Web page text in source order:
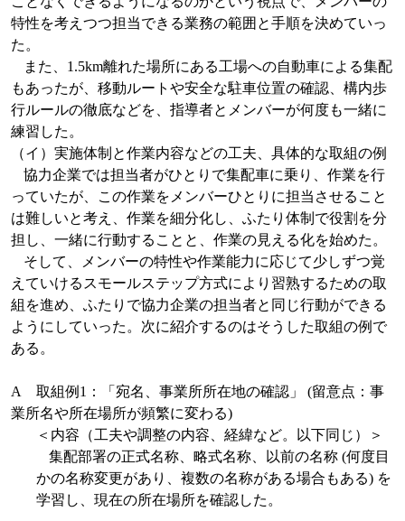
特性を考えつつ担当できる業務の範囲と手順を決めていっ
た。
また、 1.5km離れた場所にある工場への自動車による集配
もあったが、移動ルートや安全な駐車位置の確認、構内歩
行ルールの徹底などを、指導者とメンバーが何度も一緒に
練習した。
（イ）実施体制と作業内容などの工夫、具体的な取組の例
協力企業では担当者がひとりで集配車に乗り、作業を行
っていたが、この作業をメンバーひとりに担当させること
は難しいと考え、作業を細分化し、ふたり体制で役割を分
担し、一緒に行動することと、作業の見える化を始めた。
そして、メンバーの特性や作業能力に応じて少しずつ覚
えていけるスモールステップ方式により習熟するための取
組を進め、ふたりで協力企業の担当者と同じ行動ができる
ようにしていった。次に紹介するのはそうした取組の例で
ある。
A取組例 1 ：「宛名、事業所所在地の確認」 (留意点：事
業所名や所在場所が頻繁に変わる)
＜内容（工夫や調整の内容、経緯など。以下同じ）＞
集配部署の正式名称、略式名称、以前の名称 (何度目
かの名称変更があり、複数の名称がある場合もある) を
学習し、現在の所在場所を確認した。